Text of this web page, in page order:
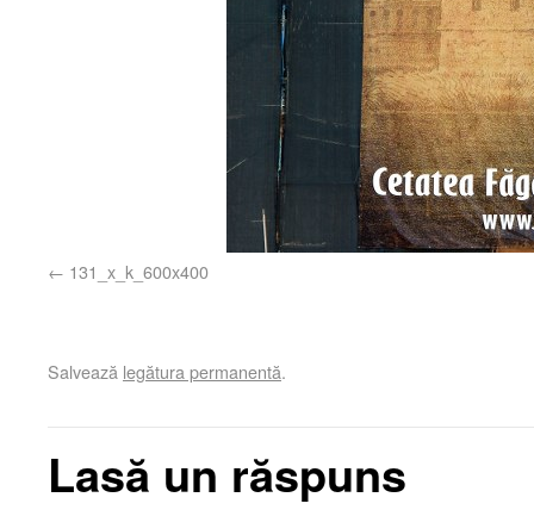
131_x_k_600x400
Salvează legătura permanentă.
Lasă un răspuns